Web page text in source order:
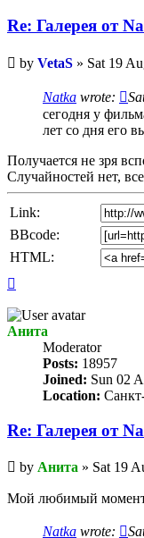
Re: Галерея от
Unread
post
by VetaS » Sat 19
Natka wrote:
сегодня у
лет со дня его
Получается не зря
Случайностей нет,
Link:
BBcode:
HTML:
Анита
Мoderator
Posts: 18957
Joined: Sun 02
Location:
Re: Галерея от
Unread
post
by Анита » Sat 19
Мой любимый
Natka wrote: